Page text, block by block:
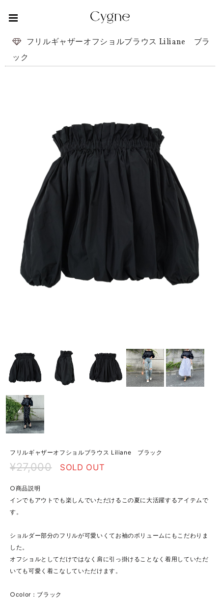
フリルギャザーオフショルブラウス Liliane ブラ
ック
フリルギャザーオフショルブラウス Liliane ブラック
¥27,000 SOLD OUT
○商品説明
インでもアウトでも楽しんでいただけるこの夏に大活躍するアイテムで
す。
ショルダー部分のフリルが可愛いくてお袖のボリュームにもこだわりま
した。
オフショルとしてだけではなく肩に引っ掛けることなく着用していただ
いても可愛く着こなしていただけます。
○color：ブラック